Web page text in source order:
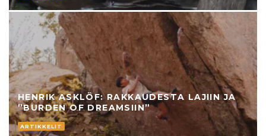
HENRIK ASKLÖF: RAKKAUDESTA LAJIIN JA
”BURDEN OF DREAMSIIN”
ARTIKKELIT